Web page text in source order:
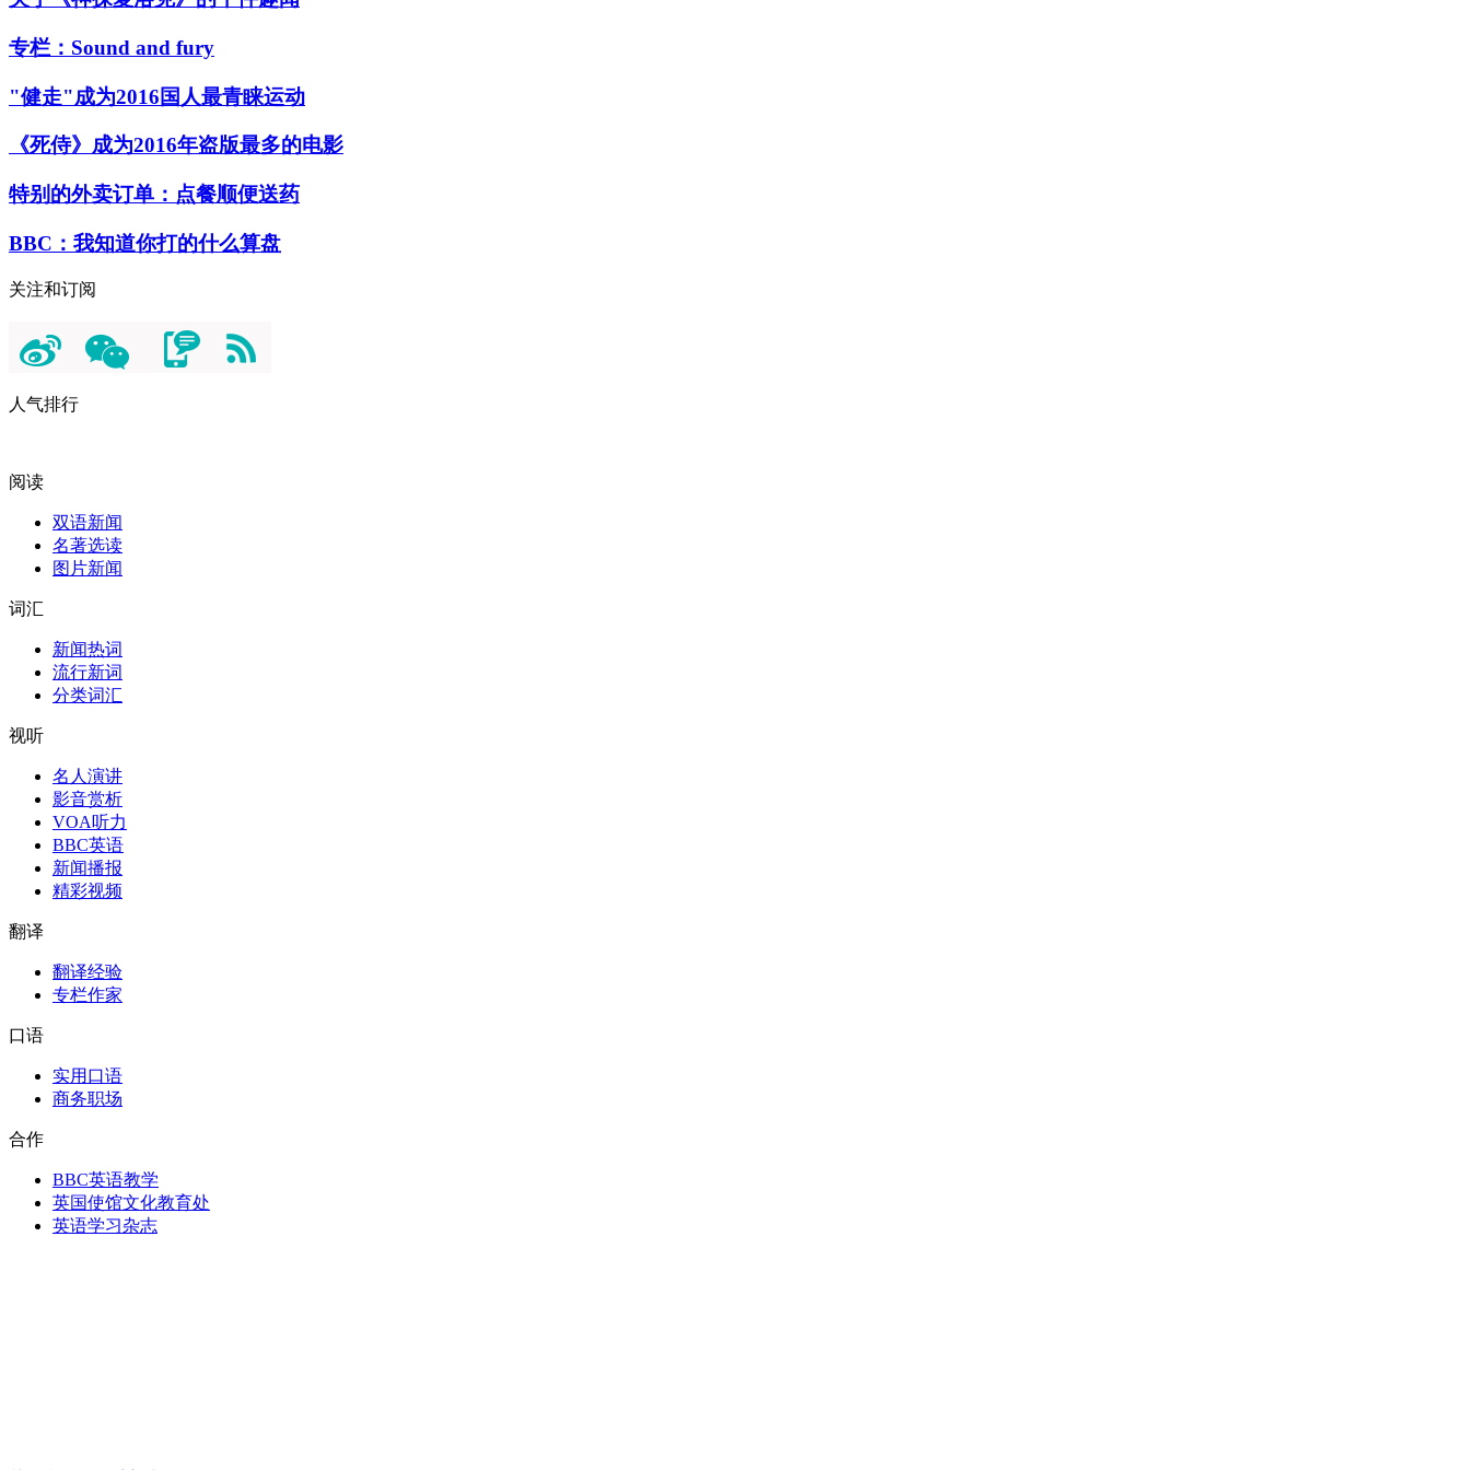
专栏：Sound and fury
"健走"成为2016国人最青睐运动
《死侍》成为2016年盗版最多的电影
特别的外卖订单：点餐顺便送药
BBC：我知道你打的什么算盘
关注和订阅
人气排行
阅读
双语新闻
名著选读
图片新闻
词汇
新闻热词
流行新词
分类词汇
视听
名人演讲
影音赏析
VOA听力
BBC英语
新闻播报
精彩视频
翻译
翻译经验
专栏作家
口语
实用口语
商务职场
合作
BBC英语教学
英国使馆文化教育处
英语学习杂志